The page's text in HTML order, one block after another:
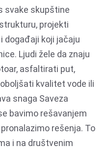
svake skupštine
projekti
događaji koji jačaju
Ljudi žele da znaju
asfaltirati put,
kvalitet vode ili
snaga Saveza
bavimo rešavanjem
rešenja. To
i na društvenim